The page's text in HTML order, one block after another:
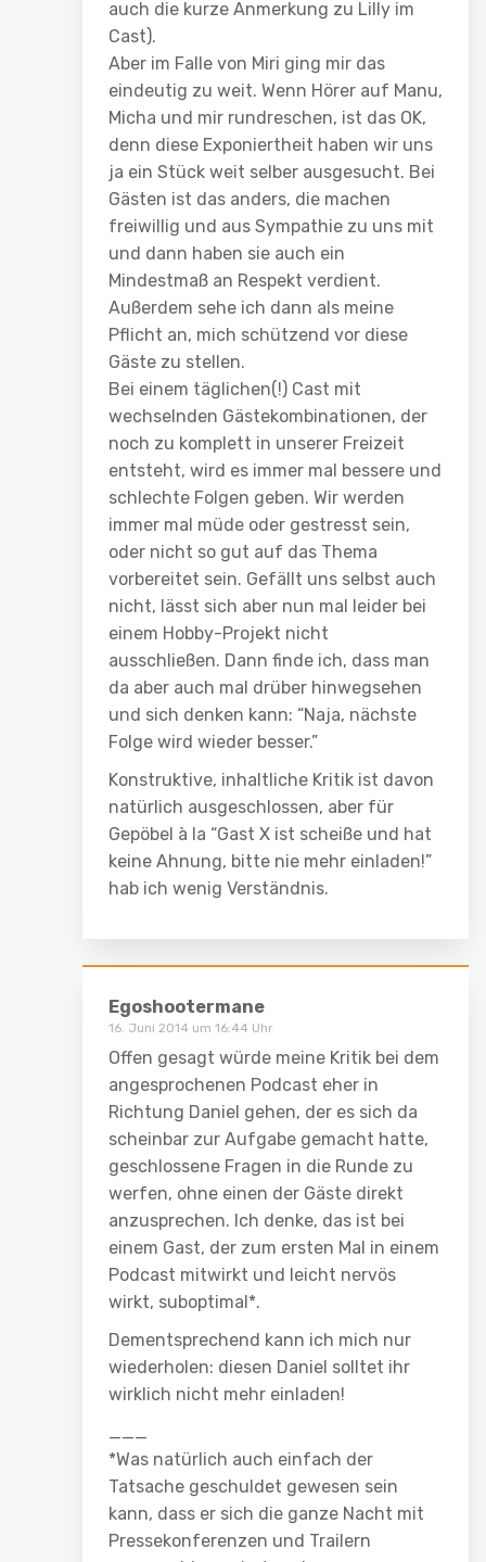
auch die kurze Anmerkung zu Lilly im
Cast).
Aber im Falle von Miri ging mir das
eindeutig zu weit. Wenn Hörer auf Manu,
Micha und mir rundreschen, ist das OK,
denn diese Exponiertheit haben wir uns
ja ein Stück weit selber ausgesucht. Bei
Gästen ist das anders, die machen
freiwillig und aus Sympathie zu uns mit
und dann haben sie auch ein
Mindestmaß an Respekt verdient.
Außerdem sehe ich dann als meine
Pflicht an, mich schützend vor diese
Gäste zu stellen.
Bei einem täglichen(!) Cast mit
wechselnden Gästekombinationen, der
noch zu komplett in unserer Freizeit
entsteht, wird es immer mal bessere und
schlechte Folgen geben. Wir werden
immer mal müde oder gestresst sein,
oder nicht so gut auf das Thema
vorbereitet sein. Gefällt uns selbst auch
nicht, lässt sich aber nun mal leider bei
einem Hobby-Projekt nicht
ausschließen. Dann finde ich, dass man
da aber auch mal drüber hinwegsehen
und sich denken kann: “Naja, nächste
Folge wird wieder besser.”
Konstruktive, inhaltliche Kritik ist davon
natürlich ausgeschlossen, aber für
Gepöbel à la “Gast X ist scheiße und hat
keine Ahnung, bitte nie mehr einladen!”
hab ich wenig Verständnis.
Egoshootermane
16. Juni 2014 um 16:44 Uhr
Offen gesagt würde meine Kritik bei dem
angesprochenen Podcast eher in
Richtung Daniel gehen, der es sich da
scheinbar zur Aufgabe gemacht hatte,
geschlossene Fragen in die Runde zu
werfen, ohne einen der Gäste direkt
anzusprechen. Ich denke, das ist bei
einem Gast, der zum ersten Mal in einem
Podcast mitwirkt und leicht nervös
wirkt, suboptimal*.
Dementsprechend kann ich mich nur
wiederholen: diesen Daniel solltet ihr
wirklich nicht mehr einladen!
___
*Was natürlich auch einfach der
Tatsache geschuldet gewesen sein
kann, dass er sich die ganze Nacht mit
Pressekonferenzen und Trailern